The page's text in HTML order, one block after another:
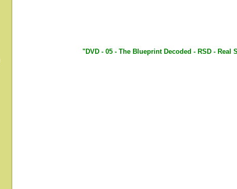
"DVD - 05 - The Blueprint Decoded - RSD - Real